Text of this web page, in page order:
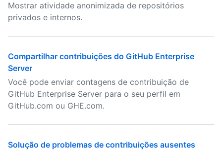
Mostrar atividade anonimizada de repositórios
privados e internos.
Compartilhar contribuições do GitHub Enterprise
Server
Você pode enviar contagens de contribuição de
GitHub Enterprise Server para o seu perfil em
GitHub.com ou GHE.com.
Solução de problemas de contribuições ausentes